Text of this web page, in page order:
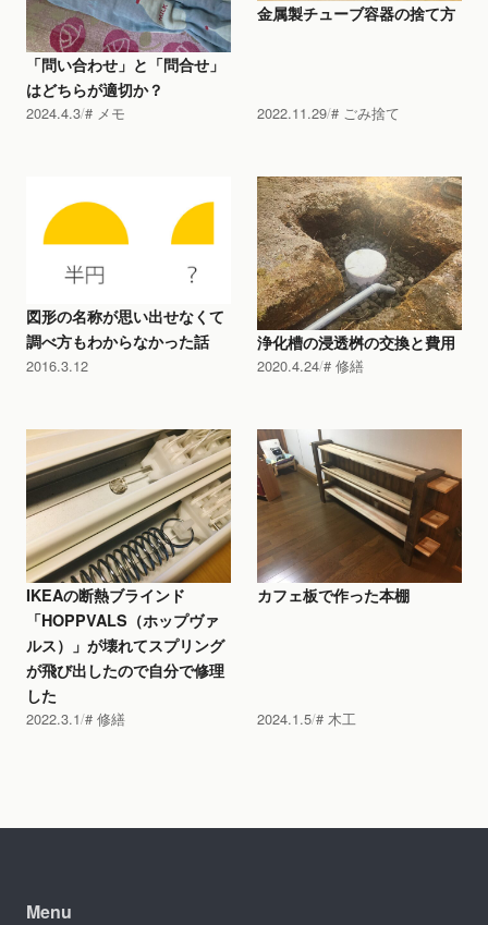
「問い合わせ」と「問合せ」
はどちらが適切か？
2024.4.3 メモ
金属製チューブ容器の捨て方
2022.11.29 ごみ捨て
図形の名称が思い出せなくて
調べ方もわからなかった話
2016.3.12
浄化槽の浸透桝の交換と費用
2020.4.24 修繕
IKEAの断熱ブラインド
「HOPPVALS（ホップヴァ
ルス）」が壊れてスプリング
が飛び出したので自分で修理
した
2022.3.1 修繕
カフェ板で作った本棚
2024.1.5 木工
Menu